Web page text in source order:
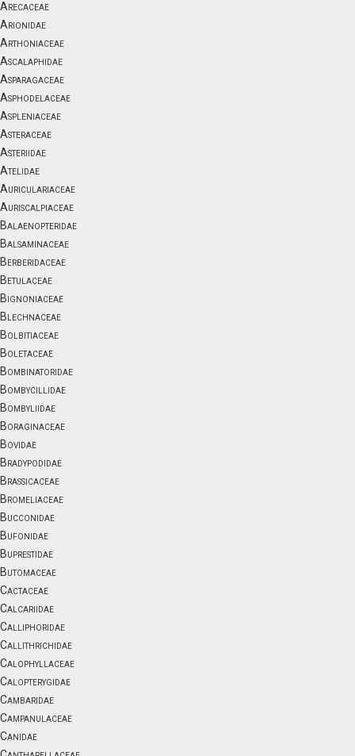
Arecaceae
Arionidae
Arthoniaceae
Ascalaphidae
Asparagaceae
Asphodelaceae
Aspleniaceae
Asteraceae
Asteriidae
Atelidae
Auriculariaceae
Auriscalpiaceae
Balaenopteridae
Balsaminaceae
Berberidaceae
Betulaceae
Bignoniaceae
Blechnaceae
Bolbitiaceae
Boletaceae
Bombinatoridae
Bombycillidae
Bombyliidae
Boraginaceae
Bovidae
Bradypodidae
Brassicaceae
Bromeliaceae
Bucconidae
Bufonidae
Buprestidae
Butomaceae
Cactaceae
Calcariidae
Calliphoridae
Callithrichidae
Calophyllaceae
Calopterygidae
Cambaridae
Campanulaceae
Canidae